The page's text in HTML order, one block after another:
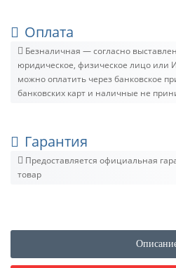
Оплата
Безналичная — согласно
юридическое, физическое лицо или
можно оплатить через банковское
банковских карт и наличные не
Гарантия
Предоставляется официальная
товар